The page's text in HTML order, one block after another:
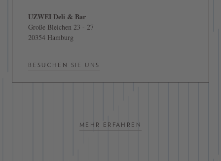
UZWEI Deli & Bar
Große Bleichen 23 - 27
20354 Hamburg
BESUCHEN SIE UNS
MEHR ERFAHREN